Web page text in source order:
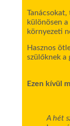
különösen
környezeti
Hasznos
szülőknek a
Ezen kívül
A hét